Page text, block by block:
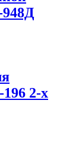
2-х